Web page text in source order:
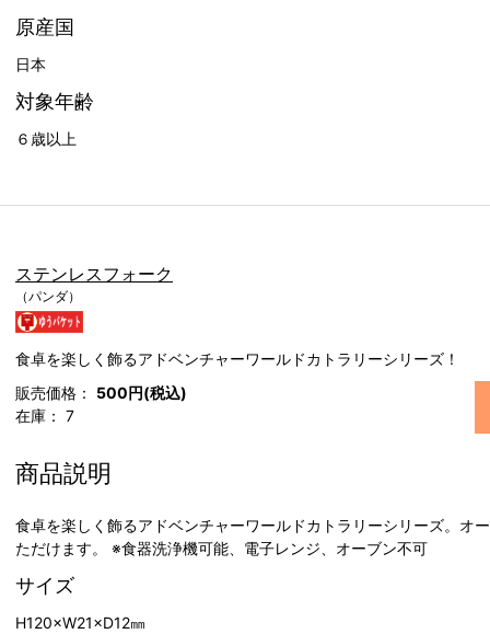
原産国
日本
対象年齢
６歳以上
ステンレスフォーク
（パンダ）
食卓を楽しく飾るアドベンチャーワールドカトラリーシリーズ！
販売価格：
500円(税込)
在庫： 7
商品説明
食卓を楽しく飾るアドベンチャーワールドカトラリーシリーズ。オ
ただけます。 ※食器洗浄機可能、電子レンジ、オーブン不可
サイズ
H120×W21×D12㎜